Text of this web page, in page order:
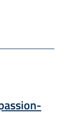
finestra
finestra